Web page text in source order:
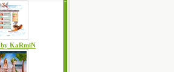
by KaRmiN